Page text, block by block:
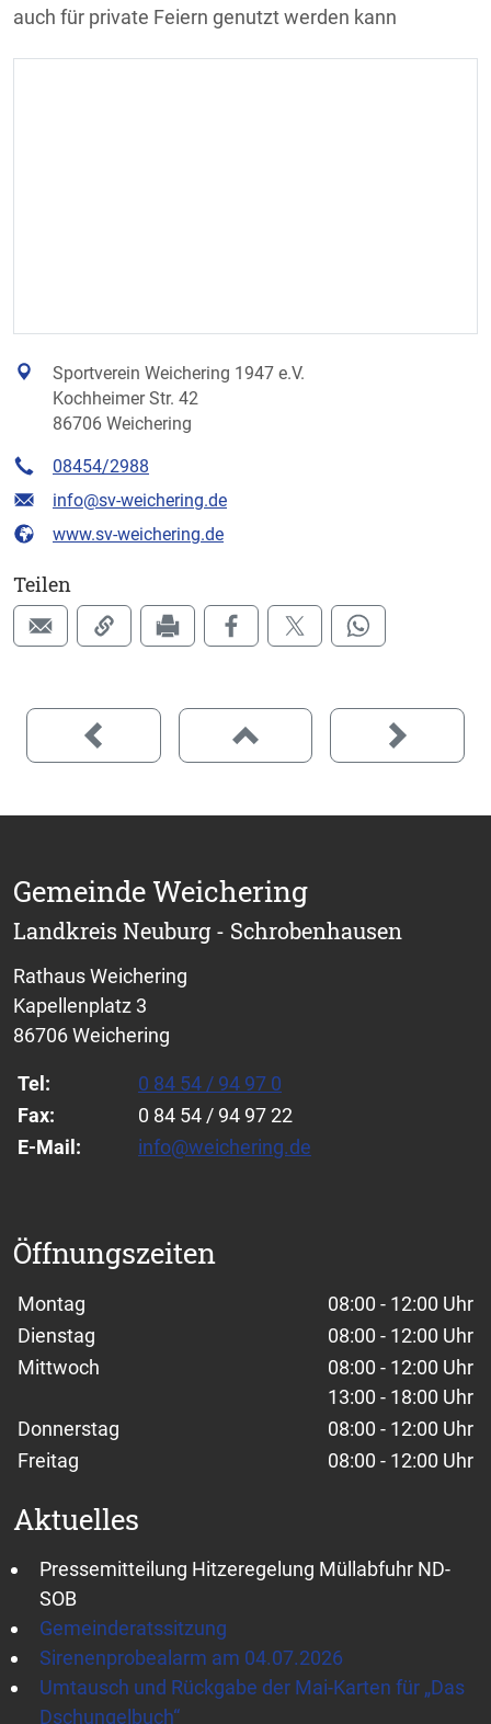
auch für private Feiern genutzt werden kann
Sportverein Weichering 1947 e.V.
Kochheimer Str. 42
86706 Weichering
08454/2988
info@sv-weichering.de
www.sv-weichering.de
Teilen
Gemeinde Weichering
Landkreis Neuburg - Schrobenhausen
Rathaus Weichering
Kapellenplatz 3
86706 Weichering
Tel:
0 84 54 / 94 97 0
Fax:
0 84 54 / 94 97 22
E-Mail:
info@weichering.de
Öffnungszeiten
Wochentage / Monate
Öffnungszeiten / Hinweise
Montag
08:00 - 12:00 Uhr
Dienstag
08:00 - 12:00 Uhr
Mittwoch
08:00 - 12:00 Uhr
13:00 - 18:00 Uhr
Donnerstag
08:00 - 12:00 Uhr
Freitag
08:00 - 12:00 Uhr
Aktuelles
Pressemitteilung Hitzeregelung Müllabfuhr ND-
SOB
Gemeinderatssitzung
Sirenenprobealarm am 04.07.2026
Umtausch und Rückgabe der Mai-Karten für „Das
Dschungelbuch“